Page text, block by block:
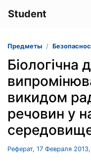
Student
Предметы
Біологічна
викидом
речовин у
Реферат, 17 Февраля